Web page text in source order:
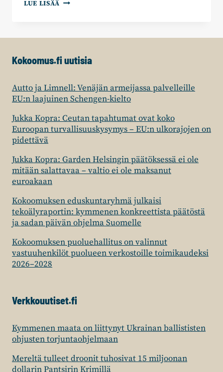
LUE LISÄÄ
SILPOMINEN
ERILLISLAILLA
Kokoomus.fi uutisia
Autto ja Limnell: Venäjän armeijassa palvelleille
EU:n laajuinen Schengen-kielto
Jukka Kopra: Ceutan tapahtumat ovat koko
Euroopan turvallisuuskysymys – EU:n ulkorajojen on
pidettävä
Jukka Kopra: Garden Helsingin päätöksessä ei ole
mitään salattavaa – valtio ei ole maksanut
euroakaan
Kokoomuksen eduskuntaryhmä julkaisi
tekoälyraportin: kymmenen konkreettista päätöstä
ja sadan päivän ohjelma Suomelle
Kokoomuksen puoluehallitus on valinnut
vastuuhenkilöt puolueen verkostoille toimikaudeksi
2026–2028
Verkkouutiset.fi
Kymmenen maata on liittynyt Ukrainan ballististen
ohjusten torjuntaohjelmaan
Mereltä tulleet droonit tuhosivat 15 miljoonan
dollarin Pantsirin Krimillä